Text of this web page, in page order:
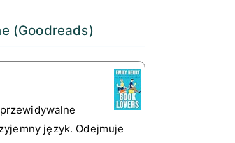
(Goodreads)
język. Odejmuje